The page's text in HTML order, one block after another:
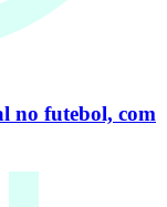
no futebol, com